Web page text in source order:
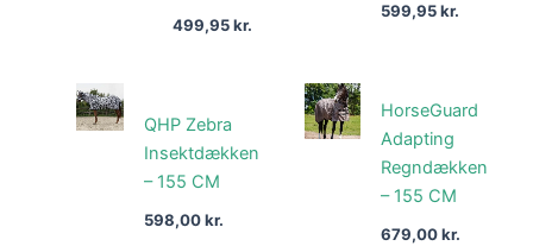
499,95kr.
599,95kr.
QHP Zebra
Insektdækken
– 155 CM
598,00kr.
HorseGuard
Adapting
Regndækken
– 155 CM
679,00kr.